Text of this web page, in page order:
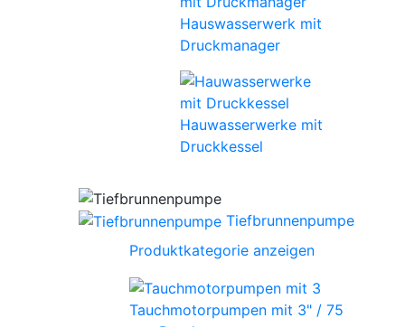
Hauswasserwerk mit
Druckmanager
Hauwasserwerke mit
Druckkessel
Tiefbrunnenpumpe
Produktkategorie anzeigen
Tauchmotorpumpen mit 3" / 75